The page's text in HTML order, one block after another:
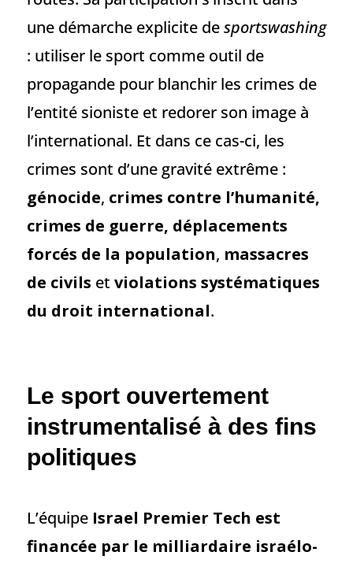
une démarche explicite desportswashing
: utiliser le sport comme outil de
propagande pour blanchir les crimes de
l’entité sioniste et redorer son image à
l’international. Et dans ce cas-ci, les
crimes sont d’une gravité extrême :
génocide, crimes contre l’humanité,
crimes de guerre, déplacements
forcés de la population, massacres
de civils et violations systématiques
du droit international.
Le sport ouvertement
instrumentalisé à des fins
politiques
L’équipe Israel Premier Tech est
financée par le milliardaire israélo-